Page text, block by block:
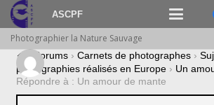
ASCPF
Photographier la Nature Sauvage
› Forums › Carnets de photographes ›
photographies réalisés en Europe › Un
Répondre à : Un amour de mante